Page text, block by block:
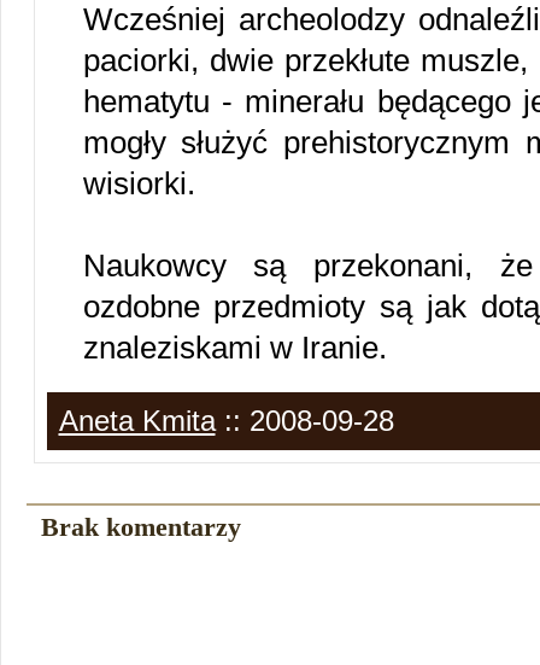
Wcześniej archeolodzy
paciorki, dwie przekłute
hematytu - minerału będącego
mogły służyć
wisiorki.
Naukowcy są przekonani,
ozdobne przedmioty są jak
znaleziskami w Iranie.
Aneta Kmita:: 2008-09-28
Brak komentarzy